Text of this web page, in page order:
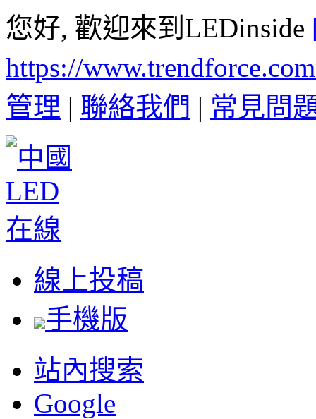
您好, 歡迎來到LEDinside
https://
管理 | 聯絡我們 | 常見問
線上投稿
手機版
站內搜索
Google